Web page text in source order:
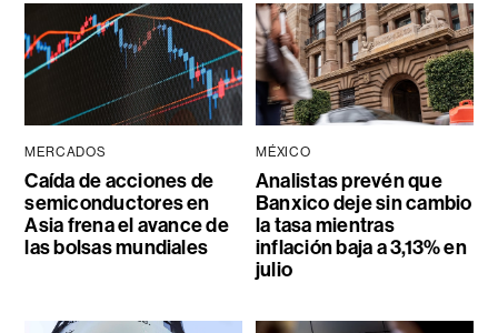
MERCADOS
Caída de acciones de
semiconductores en
Asia frena el avance de
las bolsas mundiales
MÉXICO
Analistas prevén que
Banxico deje sin cambio
la tasa mientras
inflación baja a 3,13% en
julio